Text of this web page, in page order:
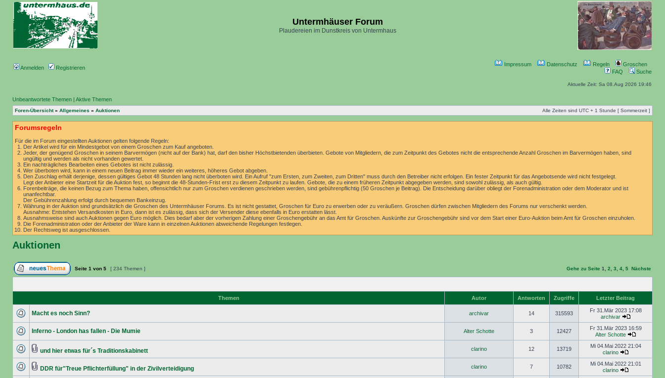
Untermhäuser Forum
Plaudereien im Dunstkreis von Untermhaus
Anmelden Registrieren
Impressum Datenschutz Regeln
Groschen
FAQ
Suche
Aktuelle Zeit: Sa 08.Aug 2026 19:46
Unbeantwortete Themen | Aktive Themen
Foren-Übersicht» Allgemeines » Auktionen Alle Zeiten sind UTC + 1 Stunde [ Sommerzeit ]
Forumsregeln
Für die im Forum eingestellten Auktionen gelten folgende Regeln:
Der Artikel wird für ein Mindestgebot von einem Groschen zum Kauf angeboten.
Jeder, der genügend Groschen in seinem Barvermögen (nicht auf der Bank) hat, darf den bisher Höchstbietenden überbieten. Gebote von Mitgliedern, die zum Zeitpunkt des Gebotes nicht die entsprechende Anzahl Groschen im Barvermögen haben, sind
ungültig und werden als nicht vorhanden gewertet.
Ein nachträgliches Bearbeiten eines Gebotes ist nicht zulässig.
Wer überboten wird, kann in einem neuen Beitrag immer wieder ein weiteres, höheres Gebot abgeben.
Den Zuschlag erhält derjenige, dessen gültiges Gebot 48 Stunden lang nicht überboten wird. Ein Aufruf "zum Ersten, zum Zweiten, zum Dritten" muss durch den Betreiber nicht erfolgen. Ein fester Zeitpunkt für das Angebotsende wird nicht festgelegt.
Legt der Anbieter eine Startzeit für die Auktion fest, so beginnt die 48-Stunden-Frist erst zu diesem Zeitpunkt zu laufen. Gebote, die zu einem früheren Zeitpunkt abgegeben werden, sind sowohl zulässig, als auch gültig.
Forenbeiträge, die keinen Bezug zum Thema haben, offensichtlich nur zum Groschen verdienen geschrieben werden, sind gebührenpflichtig (50 Groschen je Beitrag). Die Entscheidung darüber obliegt der Forenadministration oder dem Moderator und ist
unanfechtbar.
Der Gebührenzahlung erfolgt durch bequemen Bankeinzug.
Währung in der Auktion sind grundsätzlich die Groschen des Untermhäuser Forums. Es ist nicht gestattet, Groschen für Euro zu erwerben oder zu veräußern. Groschen dürfen zwischen Mitgliedern des Forums nur verschenkt werden.
Ausnahme: Entstehen Versandkosten in Euro, dann ist es zulässig, dass sich der Versender diese ebenfalls in Euro erstatten lässt.
Ausnahmsweise sind auch Auktionen gegen Euro möglich. Dies bedarf aber der vorherigen Zahlung einer Groschengebühr an das Amt für Groschen. Auskünfte zur Groschengebühr sind vor dem Start einer Euro-Auktion beim Amt für Groschen einzuholen.
Die Forenadministration oder der Anbieter der Ware kann in einzelnen Auktionen abweichende Regelungen festlegen.
Der Rechtsweg ist ausgeschlossen.
Auktionen
Seite 1 von 5 [ 234 Themen ] Gehe zu Seite 1 2 3 4 5 Nächste
Themen Autor Antworten Zugriffe Letzter Beitrag
Macht es noch Sinn? archivar 14 315593
Fr 31.Mär 2023 17:08
archivar
Inferno - London has fallen - Die Mumie Alter Schotte 3 12427
Fr 31.Mär 2023 16:59
Alter Schotte
und hier etwas für´s Traditionskabinett clarino 12 13719
Mi 04.Mai 2022 21:04
clarino
DDR für"Treue Pflichterfüllung" in der Zivilverteidigung clarino 7 10782
Mi 04.Mai 2022 21:01
clarino